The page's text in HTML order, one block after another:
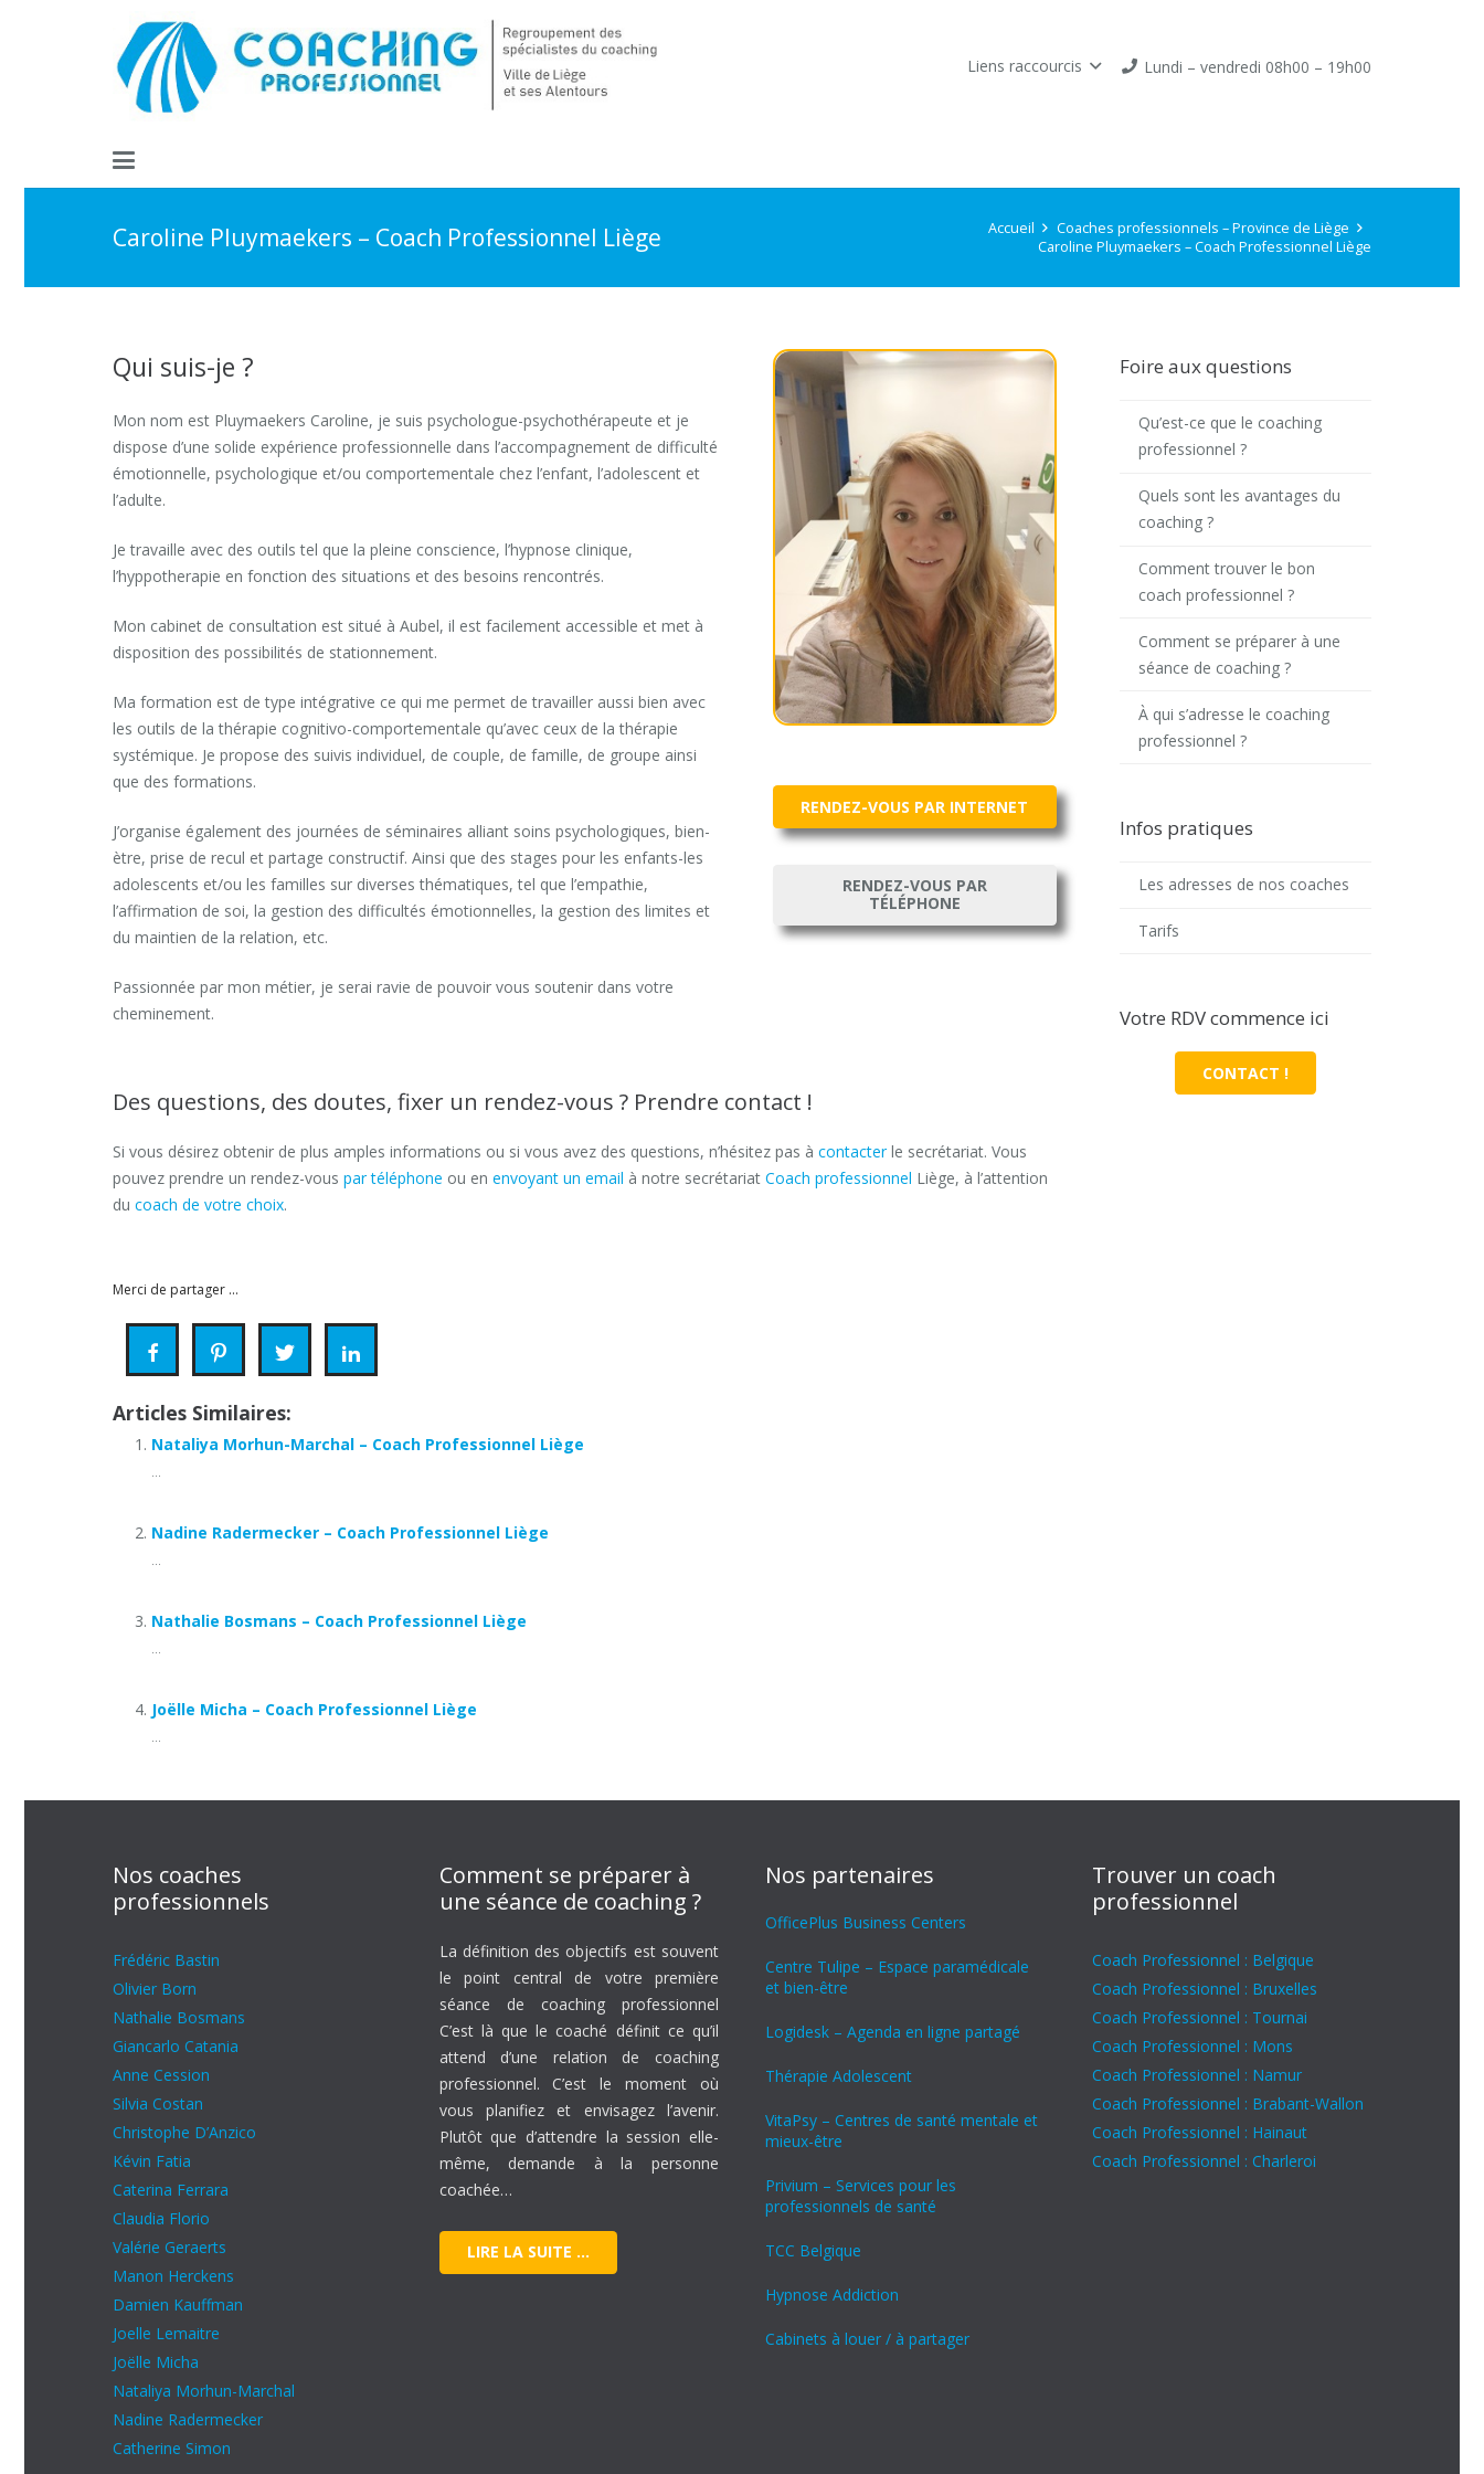
Liens raccourcis Lundi – vendredi 08h00 – 19h00
Caroline Pluymaekers – Coach Professionnel Liège Accueil
Coaches professionnels – Province de Liège
Caroline Pluymaekers – Coach Professionnel Liège
Qui suis-je ?
Mon nom est Pluymaekers Caroline, je suis psychologue-psychothérapeute et je
dispose d’une solide expérience professionnelle dans l’accompagnement de difficulté
émotionnelle, psychologique et/ou comportementale chez l’enfant, l’adolescent et
l’adulte.
Je travaille avec des outils tel que la pleine conscience, l’hypnose clinique,
l’hyppotherapie en fonction des situations et des besoins rencontrés.
Mon cabinet de consultation est situé à Aubel, il est facilement accessible et met à
disposition des possibilités de stationnement.
Ma formation est de type intégrative ce qui me permet de travailler aussi bien avec
les outils de la thérapie cognitivo-comportementale qu’avec ceux de la thérapie
systémique. Je propose des suivis individuel, de couple, de famille, de groupe ainsi
que des formations.
J’organise également des journées de séminaires alliant soins psychologiques, bien-
ètre, prise de recul et partage constructif. Ainsi que des stages pour les enfants-les
adolescents et/ou les familles sur diverses thématiques, tel que l’empathie,
l’affirmation de soi, la gestion des difficultés émotionnelles, la gestion des limites et
du maintien de la relation, etc.
Passionnée par mon métier, je serai ravie de pouvoir vous soutenir dans votre
cheminement.
RENDEZ-VOUS PAR INTERNET
RENDEZ-VOUS PAR
TÉLÉPHONE
Des questions, des doutes, fixer un rendez-vous ? Prendre contact !
Si vous désirez obtenir de plus amples informations ou si vous avez des questions, n’hésitez pas à contacterle secrétariat. Vous
pouvez prendre un rendez-vous par téléphone ou en envoyant un email à notre secrétariat Coach professionnel Liège, à l’attention
du coach de votre choix.
Merci de partager ...
Articles Similaires:
Nataliya Morhun-Marchal – Coach Professionnel Liège
...
Nadine Radermecker – Coach Professionnel Liège
...
Nathalie Bosmans – Coach Professionnel Liège
...
Joëlle Micha – Coach Professionnel Liège
...
Foire aux questions
Qu’est-ce que le coaching
professionnel ?
Quels sont les avantages du
coaching ?
Comment trouver le bon
coach professionnel ?
Comment se préparer à une
séance de coaching ?
À qui s’adresse le coaching
professionnel ?
Infos pratiques
Les adresses de nos coaches
Tarifs
Votre RDV commence ici
CONTACT !
Nos coaches
professionnels
Frédéric Bastin
Olivier Born
Nathalie Bosmans
Giancarlo Catania
Anne Cession
Silvia Costan
Christophe D’Anzico
Kévin Fatia
Caterina Ferrara
Claudia Florio
Valérie Geraerts
Manon Herckens
Damien Kauffman
Joelle Lemaitre
Joëlle Micha
Nataliya Morhun-Marchal
Nadine Radermecker
Catherine Simon
Comment se préparer à
une séance de coaching ?
La définition des objectifs est souvent
le point central de votre première
séance de coaching professionnel
C’est là que le coaché définit ce qu’il
attend d’une relation de coaching
professionnel. C’est le moment où
vous planifiez et envisagez l’avenir.
Plutôt que d’attendre la session elle-
même, demande à la personne
coachée…
LIRE LA SUITE …
Nos partenaires
OfficePlus Business Centers
Centre Tulipe – Espace paramédicale
et bien-être
Logidesk – Agenda en ligne partagé
Thérapie Adolescent
VitaPsy – Centres de santé mentale et
mieux-être
Privium – Services pour les
professionnels de santé
TCC Belgique
Hypnose Addiction
Cabinets à louer / à partager
Trouver un coach
professionnel
Coach Professionnel : Belgique
Coach Professionnel : Bruxelles
Coach Professionnel : Tournai
Coach Professionnel : Mons
Coach Professionnel : Namur
Coach Professionnel : Brabant-Wallon
Coach Professionnel : Hainaut
Coach Professionnel : Charleroi